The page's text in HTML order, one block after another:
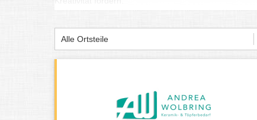
kleinen Gruppen individuelle Anleitung von
unvergessliches Erlebnis für alle, die gerne mit den
Alle Ortsteile